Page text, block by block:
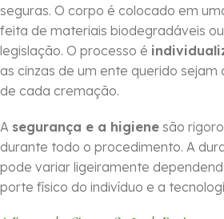
seguras. O corpo é colocado em
feita de materiais biodegradáveis
legislação. O processo é
as cinzas de um ente querido sejam
de cada cremação.
A segurança e a higiene são
durante todo o procedimento. A
pode variar ligeiramente
porte físico do indivíduo e a